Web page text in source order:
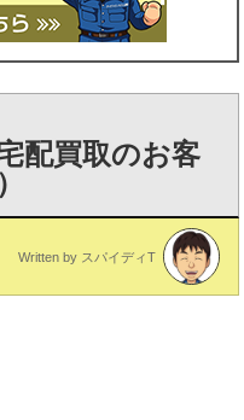
配買取のお客
Written by スパイディT